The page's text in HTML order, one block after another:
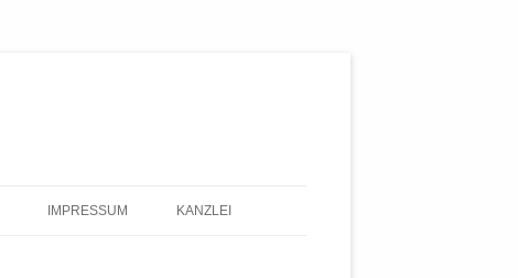
IMPRESSUM KANZLEI